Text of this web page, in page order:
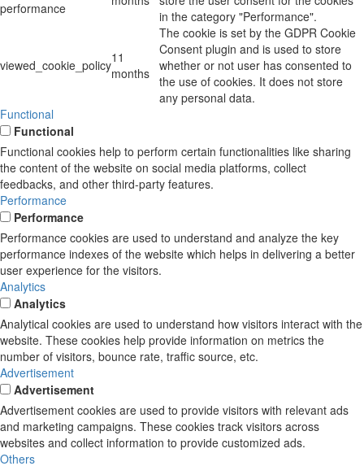
performance
in the category "Performance".
viewed_cookie_policy11
months
The cookie is set by the GDPR Cookie
Consent plugin and is used to store
whether or not user has consented to
the use of cookies. It does not store
any personal data.
Functional
Functional
Functional cookies help to perform certain functionalities like sharing
the content of the website on social media platforms, collect
feedbacks, and other third-party features.
Performance
Performance
Performance cookies are used to understand and analyze the key
performance indexes of the website which helps in delivering a better
user experience for the visitors.
Analytics
Analytics
Analytical cookies are used to understand how visitors interact with the
website. These cookies help provide information on metrics the
number of visitors, bounce rate, traffic source, etc.
Advertisement
Advertisement
Advertisement cookies are used to provide visitors with relevant ads
and marketing campaigns. These cookies track visitors across
websites and collect information to provide customized ads.
Others